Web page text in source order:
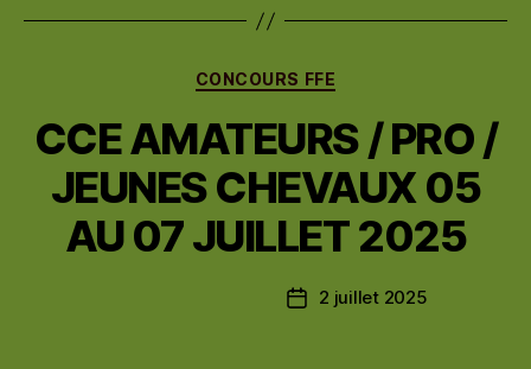
Catégories
CONCOURS FFE
CCE AMATEURS / PRO /
JEUNES CHEVAUX 05
AU 07 JUILLET 2025
Date2 juillet 2025